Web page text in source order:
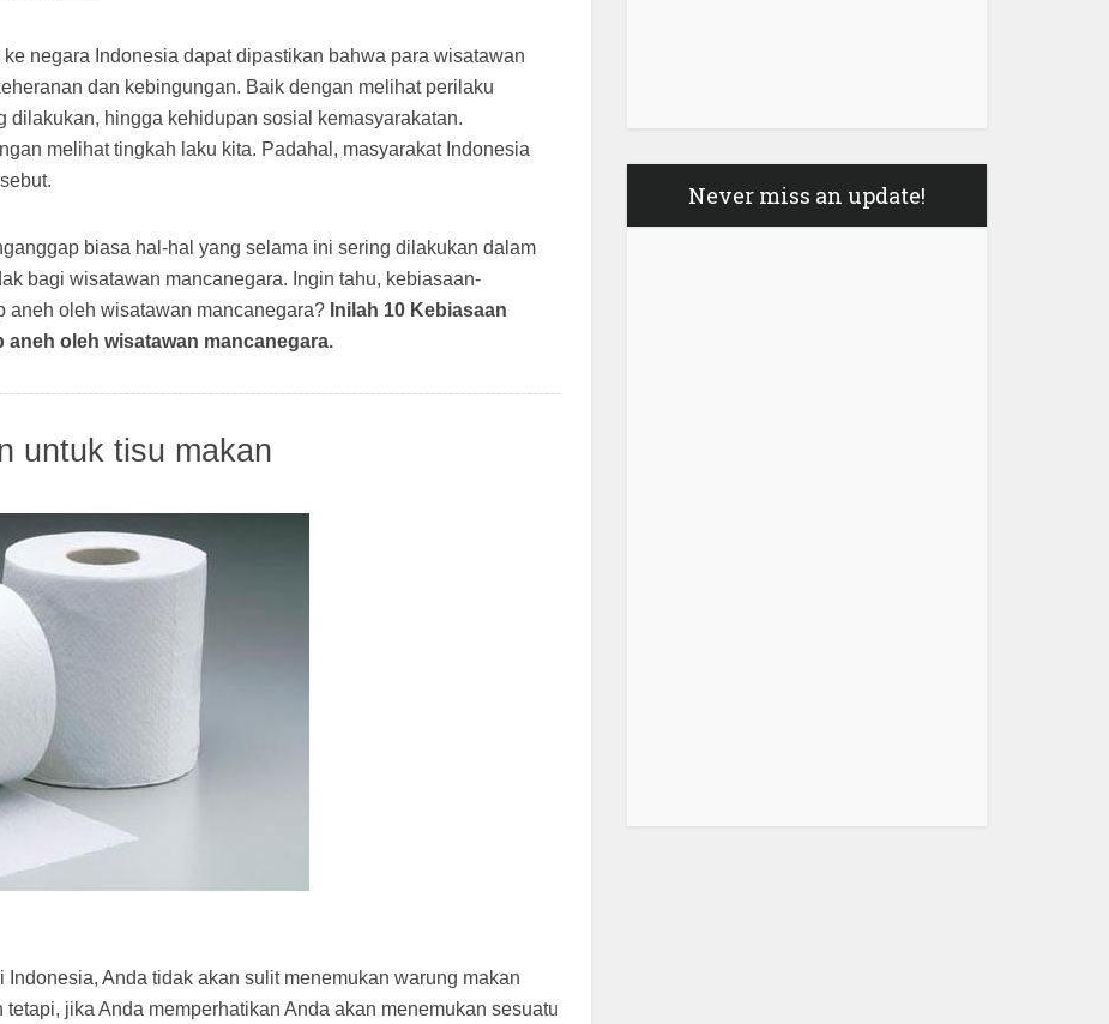
negara Indonesia dapat dipastikan bahwa para wisatawan
dan kebingungan. Baik dengan melihat perilaku
dilakukan, hingga kehidupan sosial kemasyarakatan.
melihat tingkah laku kita. Padahal, masyarakat Indonesia
biasa hal-hal yang selama ini sering dilakukan dalam
bagi wisatawan mancanegara. Ingin tahu, kebiasaan-
aneh oleh wisatawan mancanegara? Inilah 10 Kebiasaan
oleh wisatawan mancanegara.
untuk tisu makan
Anda tidak akan sulit menemukan warung makan
jika Anda memperhatikan Anda akan menemukan sesuatu
Never miss an update!